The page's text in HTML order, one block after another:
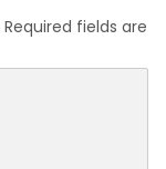
Required fields are